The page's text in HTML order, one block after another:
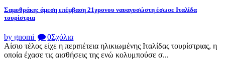
Σαμοθράκη: άμεση επέμβαση 21χρονου ναυαγοσώστη έσωσε Ιταλίδα
τουρίστρια
by gnomi 0Σχόλια
Αίσιο τέλος είχε η περιπέτεια ηλικιωμένης Ιταλίδας τουρίστριας, η
οποία έχασε τις αισθήσεις της ενώ κολυμπούσε σ...